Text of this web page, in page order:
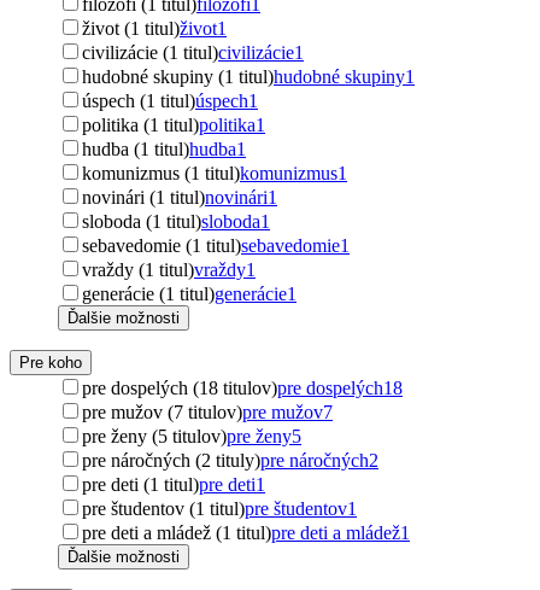
život (1 titul)život1
civilizácie (1 titul)civilizácie1
hudobné skupiny (1 titul)hudobné skupiny1
úspech (1 titul)úspech1
politika (1 titul)politika1
hudba (1 titul)hudba1
komunizmus (1 titul)komunizmus1
novinári (1 titul)novinári1
sloboda (1 titul)sloboda1
sebavedomie (1 titul)sebavedomie1
vraždy (1 titul)vraždy1
generácie (1 titul)generácie1
Ďalšie možnosti
Pre koho
pre dospelých (18 titulov)pre dospelých18
pre mužov (7 titulov)pre mužov7
pre ženy (5 titulov)pre ženy5
pre náročných (2 tituly)pre náročných2
pre deti (1 titul)pre deti1
pre študentov (1 titul)pre študentov1
pre deti a mládež (1 titul)pre deti a mládež1
Ďalšie možnosti